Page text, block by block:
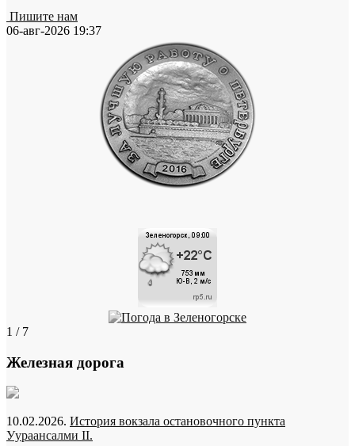
Пишите нам
06-авг-2026 19:37
1 / 7
Железная дорога
10.02.2026. История вокзала остановочного пункта
Уураансалми II.